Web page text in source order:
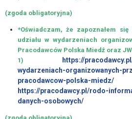
Rekrutacyjny
Klauzula
Informacyjna
(zgoda obligatoryjna)
*Oświadczam, że zapoznałem
udziału w wydarzeniach
Pracodawców Polska Miedź oraz
1)
https://
wydarzeniach-organizowanych-
pracodawcow-polska-miedz/
https://pracodawcy.pl/rodo-
danych-osobowych/